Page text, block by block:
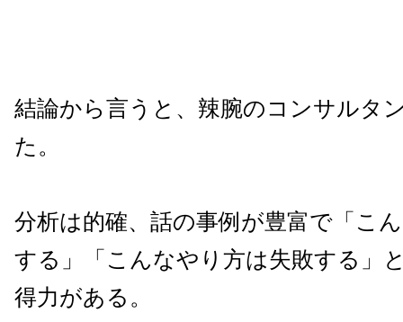
結論から言うと、辣腕のコンサルタ
た。
分析は的確、話の事例が豊富で「こ
する」「こんなやり方は失敗する」
得力がある。